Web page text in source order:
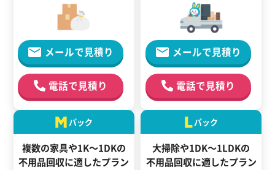
メールで見積り
電話で見積り
メールで見積り
電話で見積り
M パック
複数の家具や1K～1DKの
不用品回収に適したプラン
Lパック
大掃除や1DK～1LDKの
不用品回収に適したプラン